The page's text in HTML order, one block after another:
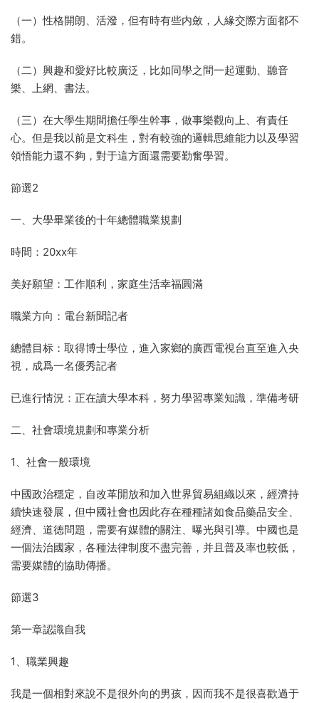
（一）性格開朗、活潑，但有時有些内斂，人緣交際方面都不
錯。
（二）興趣和愛好比較廣泛，比如同學之間一起運動、聽音
樂、上網、書法。
（三）在大學生期間擔任學生幹事，做事樂觀向上、有責任
心。但是我以前是文科生，對有較強的邏輯思維能力以及學習
領悟能力還不夠，對于這方面還需要勤奮學習。
節選2
一、大學畢業後的十年總體職業規劃
時間：20xx年
美好願望：工作順利，家庭生活幸福圓滿
職業方向：電台新聞記者
總體目标：取得博士學位，進入家鄉的廣西電視台直至進入央
視，成爲一名優秀記者
已進行情況：正在讀大學本科，努力學習專業知識，準備考研
二、社會環境規劃和專業分析
1、社會一般環境
中國政治穩定，自改革開放和加入世界貿易組織以來，經濟持
續快速發展，但中國社會也因此存在種種諸如食品藥品安全、
經濟、道德問題，需要有媒體的關注、曝光與引導。中國也是
一個法治國家，各種法律制度不盡完善，并且普及率也較低，
需要媒體的協助傳播。
節選3
第一章認識自我
1、職業興趣
我是一個相對來說不是很外向的男孩，因而我不是很喜歡過于